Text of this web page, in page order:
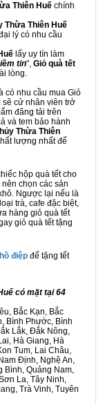
Thiên Huế chính
Thừa Thiên Huế
lý có nhu cầu
lấy uy tín làm
tin", Giỏ quà tết
lòng.
có nhu cầu mua Giỏ
sẽ cử nhân viên trở
đăng tải trên
và tem bảo hành
Thừa Thiên
lượng nhất để
hộp quà tết cho
chọn các sản
Ngược lại nếu là
trà, cafe đặc biệt,
hàng giỏ quà tết
giỏ quà tết tặng
điệp để tặng tết
có mặt tại 64
Bắc Kạn, Bắc
Bình Phước, Bình
Lắk, Đắk Nông,
Hà Giang, Hà
Tum, Lai Châu,
Định, Nghệ An,
Bình, Quảng Nam,
La, Tây Ninh,
Trà Vinh, Tuyên